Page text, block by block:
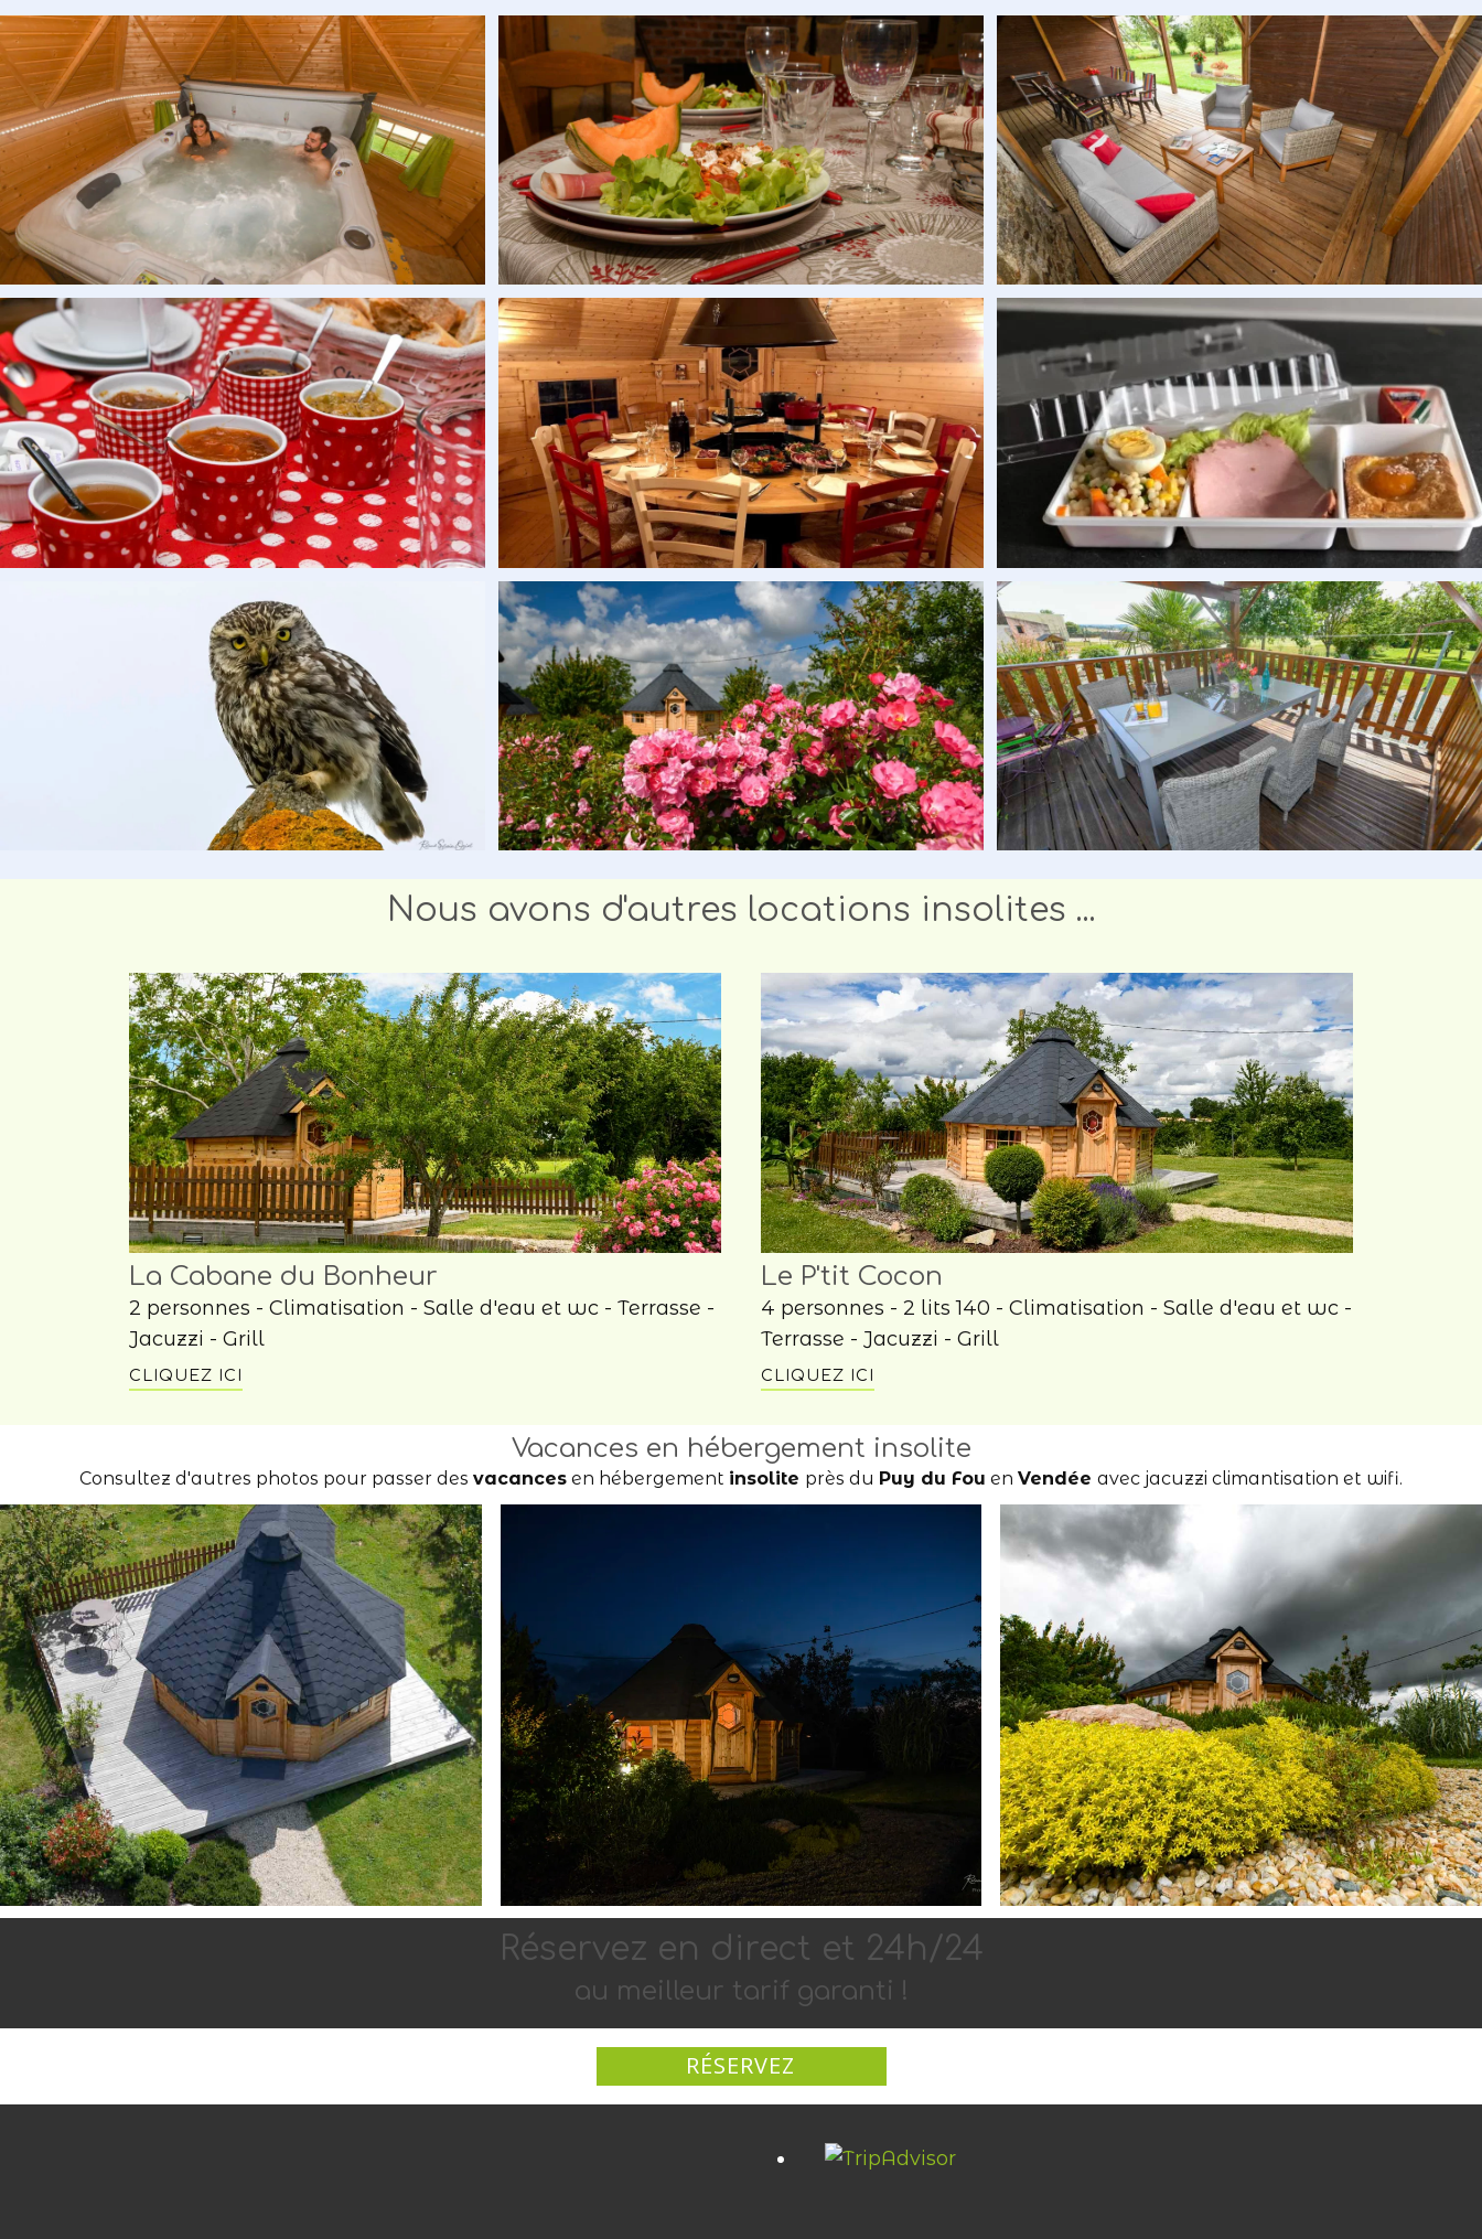
Nous avons d'autres locations insolites ...
La Cabane du Bonheur
2 personnes - Climatisation - Salle d'eau et wc - Terrasse -
Jacuzzi - Grill
CLIQUEZ ICI
Le P'tit Cocon
4 personnes - 2 lits 140 - Climatisation - Salle d'eau et wc -
Terrasse - Jacuzzi - Grill
CLIQUEZ ICI
Vacances en hébergement insolite
Consultez d'autres photos pour passer des vacances en hébergement insolite près du Puy du Fou en Vendée avec jacuzzi climantisation et wifi.
Réservez en di​rect et 24h​/2​​4
au meilleur tarif garanti !
RÉSERVEZ